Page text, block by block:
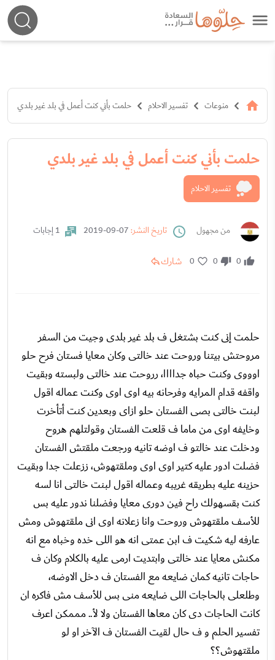
منوعات تفسير الاحلام حلمت بأني كنت أعمل في بلد غير بلدي
حلمت بأني كنت أعمل في بلد غير بلدي
تفسير الاحلام
من مجهول تاريخ النشر: 1 إجابات
0
0
0 شارك
حلمت إنى كنت بشتغل ف بلد غير بلدى وجيت من السفر
مروحتش بيتنا وروحت عند خالتى وكان معايا فستان فرح حلو
اوووى وكنت حباه جداااا، رروحت عند خالتى ولبسته وبقيت
واقفه قدام المرايه وفرحانه بيه اوى اوى وكنت عماله اقول
لبنت خالتى بصى الفستان حلو ازاى وبعدين كنت أتأخرت
وخايفه اوى من ماما ف قلعت الفستان وقولتلهم هروح
ودخلت عند خالتو ف اوضه تانيه ورجعت ملقتش الفستان
فضلت ادور عليه كتير اوى اوى وملقتهوش، ززعلت جدا وبقيت
حزينه عليه بطريقه غريبه وعماله اقول لبنت خالتى انا لسه
كنت بقسهولك راح فين دورى معايا وفضلنا ندور عليه بس
للأسف ملقتهوش وروحت وانا زعلانه اوى انى ملقتهوش ومش
عارفه ليه شكيت ف ابن عمتى انه هو اللى خده وخباه مع انه
مكنش معايا عند خالتى وابتديت ارمى عليه بالكلام وكان ف
حاجات تانيه كمان ضايعه مع الفستان ف دخل الاوضه،
وطلعلى بالحاجات اللى ضايعه منى بس للأسف مش فاكره ان
كانت الحاجات دى كان معاها الفستان ولا لأ.. مممكن اعرف
تفسير الحلم و ف حال لقيت الفستان ف الآخر او لو
ملقتهوش؟؟